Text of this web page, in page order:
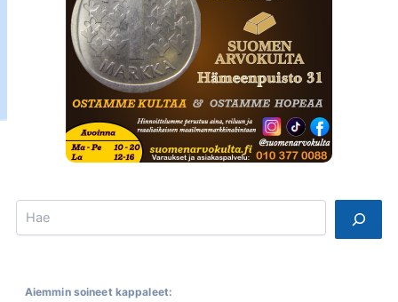
Search
Aiemmin soineet kappaleet: